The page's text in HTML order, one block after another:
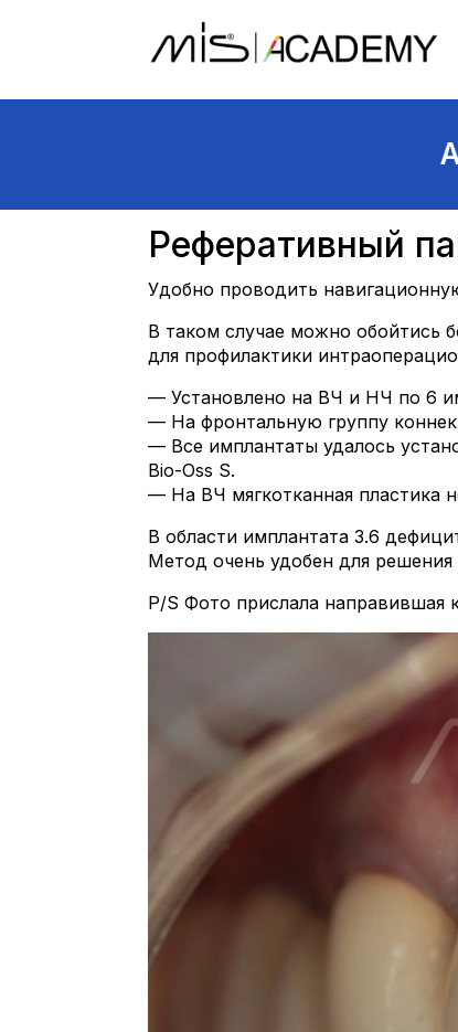
Реферативный
Удобно проводить
В таком случае можно обойтись
для профилактики
— Установлено на ВЧ и НЧ по 6
— На фронтальную группу
— Все имплантаты удалось
Bio-Oss S.
— На ВЧ мягкотканная пластика
В области имплантата 3.6
Метод очень удобен для
P/S Фото прислала направившая